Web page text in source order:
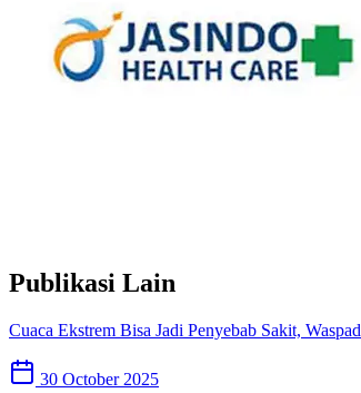
Publikasi Lain
Cuaca Ekstrem Bisa Jadi Penyebab Sakit,
30 October 2025